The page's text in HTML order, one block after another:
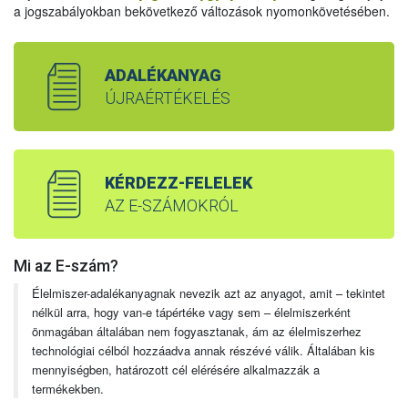
a jogszabályokban bekövetkező változások nyomonkövetésében.
ADALÉKANYAG
ÚJRAÉRTÉKELÉS
KÉRDEZZ-FELELEK
AZ E-SZÁMOKRÓL
Mi az E-szám?
Élelmiszer-adalékanyagnak nevezik azt az anyagot, amit – tekintet
nélkül arra, hogy van-e tápértéke vagy sem – élelmiszerként
önmagában általában nem fogyasztanak, ám az élelmiszerhez
technológiai célból hozzáadva annak részévé válik. Általában kis
mennyiségben, határozott cél elérésére alkalmazzák a
termékekben.